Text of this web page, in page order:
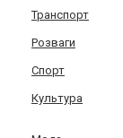
Транспорт
Розваги
Спорт
Культура